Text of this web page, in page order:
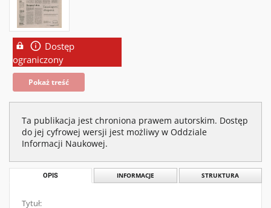
Dostęp
ograniczony
Pokaż treść
Ta publikacja jest chroniona prawem autorskim. Dostęp
do jej cyfrowej wersji jest możliwy w Oddziale
Informacji Naukowej.
OPIS INFORMACJE STRUKTURA
Tytuł: